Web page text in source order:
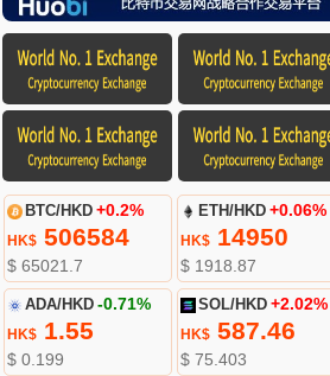
BTC/HKD +0.2%
HK$506584
$ 65021.7
ETH/HKD +0.06%
HK$ 14950
$ 1918.87
ADA/HKD -0.71%
HK$1.55
$ 0.199
SOL/HKD +2.02%
HK$ 587.46
$ 75.403